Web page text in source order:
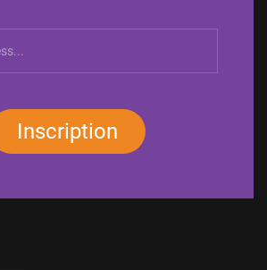
Inscription